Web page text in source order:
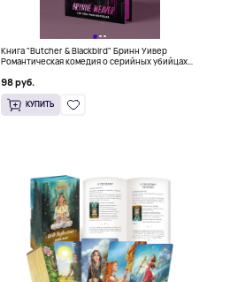
Книга "Butcher & Blackbird" Бринн Уивер
Романтическая комедия о серийных убийцах
98 руб.
КУПИТЬ